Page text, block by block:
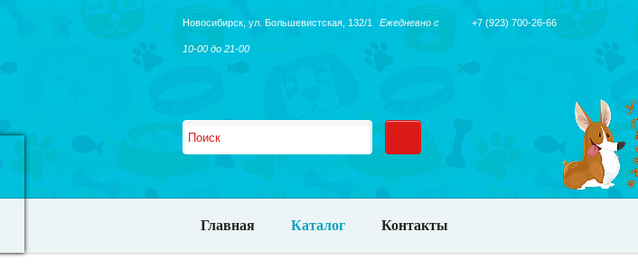
Новосибирск, ​ул. Большевистская, 132/1 Ежедневно с
10-00 до 21-00
+7 (923) 700-26-66
Главная Каталог Контакты